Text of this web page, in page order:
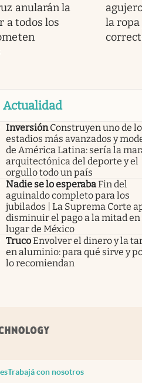
anularán la
a todos los
la ropa
Actualidad
Inversión Construyen uno de
estadios más avanzados y
de América Latina: sería la
arquitectónica del deporte y el
orgullo todo un país
Nadie se lo esperabaFin del
aguinaldo completo para los
jubilados | La Suprema Corte
disminuir el pago a la mitad en
lugar de México
TrucoEnvolver el dinero y la
en aluminio: para qué sirve y
lo recomiendan
Trabajá con nosotros